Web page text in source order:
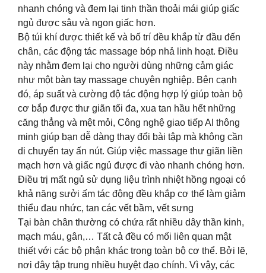
nhanh chóng và đem lại tinh thần thoải mái giúp giấc
ngủ được sâu và ngon giấc hơn.
Bộ túi khí được thiết kế và bố trí đều khắp từ đầu đến
chân, các động tác massage bóp nhả linh hoạt. Điều
này nhằm đem lại cho người dùng những cảm giác
như một bàn tay massage chuyên nghiệp. Bên cạnh
đó, áp suất và cường độ tác động hợp lý giúp toàn bộ
cơ bắp được thư giãn tối đa, xua tan hầu hết những
căng thẳng và mệt mỏi, Công nghệ giao tiếp AI thông
minh giúp bạn dễ dàng thay đổi bài tập mà không cần
di chuyển tay ấn nút. Giúp việc massage thư giãn liền
mạch hơn và giấc ngủ được đi vào nhanh chóng hơn.
Điều trị mất ngủ sử dụng liệu trình nhiệt hồng ngoại có
khả năng sưởi ấm tác động đều khắp cơ thể làm giảm
thiểu đau nhức, tan các vết bầm, vết sưng
Tại bàn chân thường có chứa rất nhiều dây thần kinh,
mạch máu, gân,… Tất cả đều có mối liên quan mật
thiết với các bộ phận khác trong toàn bộ cơ thể. Bởi lẽ,
nơi đây tập trung nhiều huyệt đạo chính. Vì vậy, các